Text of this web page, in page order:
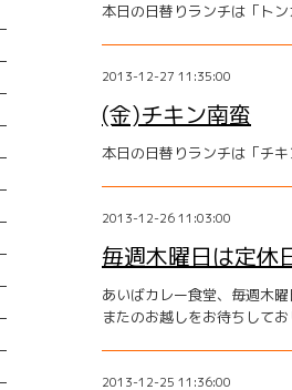
本日の日替りランチは「ト
2013-12-27 11:35:00
(金)チキン南蛮
本日の日替りランチは「チキ
2013-12-26 11:03:00
毎週木曜日は定休
あいばカレー食堂、毎週木曜
またのお越しをお待ちしてお
2013-12-25 11:36:00